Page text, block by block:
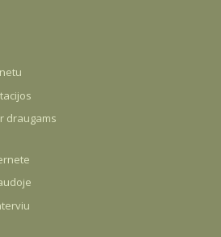
draugams